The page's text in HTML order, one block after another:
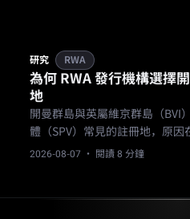
研究 RWA
為何 RWA 發行機構選擇
地
開曼群島與英屬維京群島（BVI
體（SPV）常見的註冊地，原
基金法律體系，而非因為它們能
2026-08-07 · 閱讀 8 分鐘